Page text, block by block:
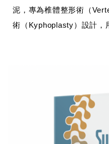
泥，專為椎體整形術（
術（Kyphoplasty）設計，